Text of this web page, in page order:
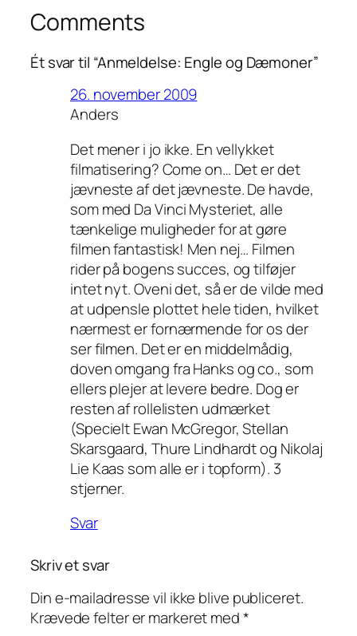
Comments
Ét svar til “Anmeldelse: Engle og Dæmoner”
26. november 2009
Anders
Det mener i jo ikke. En vellykket
filmatisering? Come on… Det er det
jævneste af det jævneste. De havde,
som med Da Vinci Mysteriet, alle
tænkelige muligheder for at gøre
filmen fantastisk! Men nej… Filmen
rider på bogens succes, og tilføjer
intet nyt. Oveni det, så er de vilde med
at udpensle plottet hele tiden, hvilket
nærmest er fornærmende for os der
ser filmen. Det er en middelmådig,
doven omgang fra Hanks og co., som
ellers plejer at levere bedre. Dog er
resten af rollelisten udmærket
(Specielt Ewan McGregor, Stellan
Skarsgaard, Thure Lindhardt og Nikolaj
Lie Kaas som alle er i topform). 3
stjerner.
Svar
Skriv et svar
Din e-mailadresse vil ikke blive publiceret.
Krævede felter er markeret med*